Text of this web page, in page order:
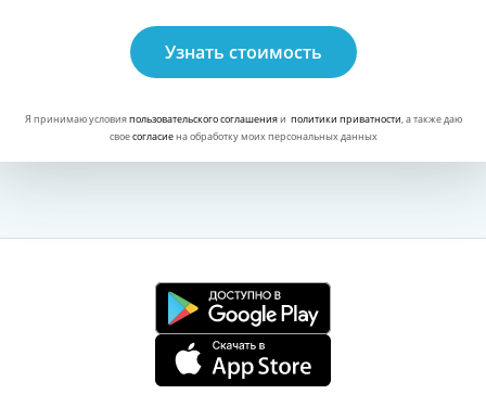
Узнать стоимость
Я принимаю условияпользовательского соглашенияи политики приватности , а также даю
своесогласиена обработку моих персональных данных